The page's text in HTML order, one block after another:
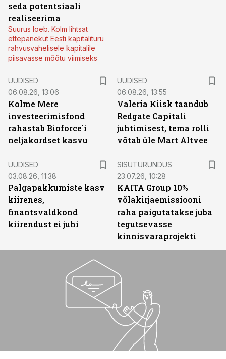
seda potentsiaali
realiseerima
Suurus loeb. Kolm lihtsat
ettepanekut Eesti kapitalituru
rahvusvahelisele kapitalile
piisavasse mõõtu viimiseks
UUDISED
06.08.26, 13:06
Kolme Mere
investeerimisfond
rahastab Bioforce´i
neljakordset kasvu
UUDISED
06.08.26, 13:55
Valeria Kiisk taandub
Redgate Capitali
juhtimisest, tema rolli
võtab üle Mart Altvee
UUDISED
03.08.26, 11:38
Palgapakkumiste kasv
kiirenes,
finantsvaldkond
kiirendust ei juhi
SISUTURUNDUS
23.07.26, 10:28
KAITA Group 10%
võlakirjaemissiooni
raha paigutatakse juba
tegutsevasse
kinnisvaraprojekti